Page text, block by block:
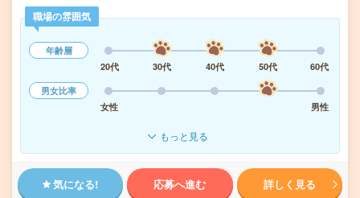
職場の雰囲気
年齢層
20代
30代 40代 50代
60代
男女比率
女性
男性
もっと見る
気になる! 応募へ進む 詳しく見る